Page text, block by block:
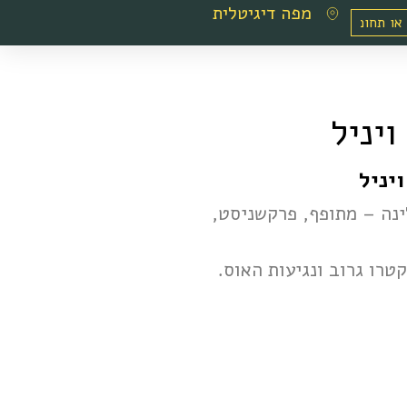
מפה דיגיטלית
– מתופף, פרקשניסט,